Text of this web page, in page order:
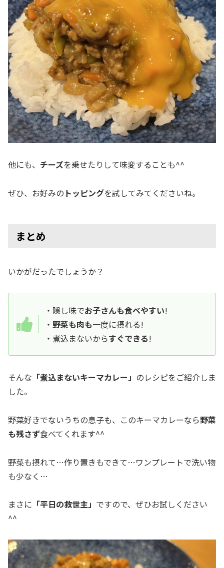
他にも、 チーズを乗せたりして味変することも^^
ぜひ、お好みの トッピングを試してみてくださいね。
まとめ
いかがだったでしょうか？
・隠し味でお子さんも食べやすい!
・ 野菜も肉も一度に摂れる!
・煮込まないからすぐできる!
そんな 「煮込まないキーマカレー」 のレシピをご紹介しま
した。
野菜好きでないうちの息子も、このキーマカレーなら野菜
も残さず食べてくれます^^
野菜も摂れて…作り置きもできて…ワンプレートで洗い物
も少なく…
まさに 「平日の救世主」 ですので、ぜひお試しください
^^